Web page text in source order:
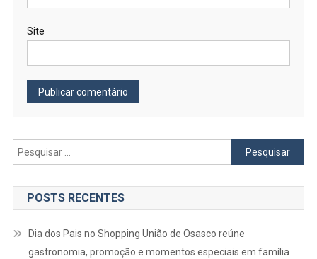
Site
Pesquisar
por:
POSTS RECENTES
Dia dos Pais no Shopping União de Osasco reúne
gastronomia, promoção e momentos especiais em família